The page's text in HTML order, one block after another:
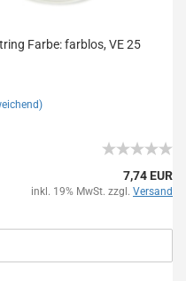
Farbe: farblos, VE 25
7,74 EUR
inkl. 19% MwSt. zzgl. Versand